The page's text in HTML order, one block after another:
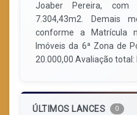
Joaber Pereira,
7.304,43m2. Demais
conforme a Matrícula
Imóveis da 6ª Zona de
20.000,00 Avaliação total:
ÚLTIMOS LANCES 0